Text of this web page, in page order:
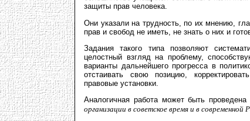
защиты прав человека.
Они указали на трудность, по их мнению,
прав и свобод не иметь, не знать о них и
Задания такого типа позволяют
целостный взгляд на проблему,
варианты дальнейшего прогресса в
отстаивать свою позицию,
правовые установки.
Аналогичная работа может быть
организации в советское время и в современной